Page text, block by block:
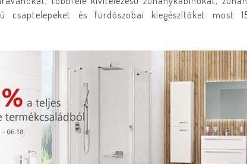
csaptelepeket és fürdőszobai kiegészítőket most